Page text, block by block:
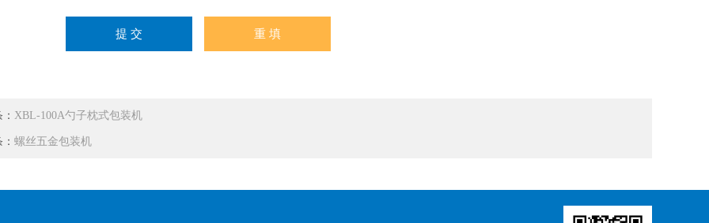
XBL-100A勺子枕式包装机
螺丝五金包装机